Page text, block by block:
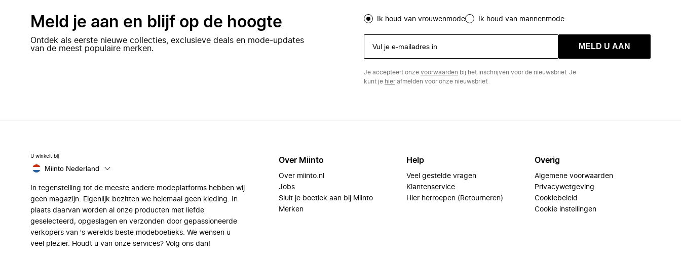
Meld je aan en blijf op de hoogte
Ontdek als eerste nieuwe collecties, exclusieve deals en mode-updates
van de meest populaire merken.
Ik houd van vrouwenmode Ik houd van mannenmode
MELD U AAN
Je accepteert onze voorwaarden bij het inschrijven voor de nieuwsbrief. Je
kunt je hierafmelden voor onze nieuwsbrief.
U winkelt bij
Miinto Nederland
In tegenstelling tot de meeste andere modeplatforms hebben wij
geen magazijn. Eigenlijk bezitten we helemaal geen kleding. In
plaats daarvan worden al onze producten met liefde
geselecteerd, opgeslagen en verzonden door gepassioneerde
verkopers van 's werelds beste modeboetieks. We wensen u
veel plezier. Houdt u van onze services? Volg ons dan!
Over Miinto
Over miinto.nl
Jobs
Sluit je boetiek aan bij Miinto
Merken
Help
Veel gestelde vragen
Klantenservice
Hier herroepen (Retourneren)
Overig
Algemene voorwaarden
Privacywetgeving
Cookiebeleid
Cookie instellingen